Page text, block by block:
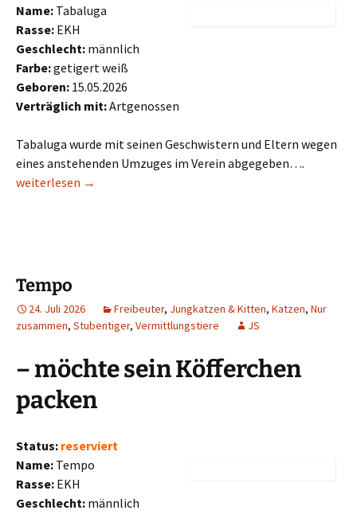
Name: Tabaluga
Rasse: EKH
Geschlecht: männlich
Farbe:getigert weiß
Geboren: 15.05.2026
Verträglich mit:Artgenossen
Tabaluga wurde mit seinen Geschwistern und Eltern wegen
eines anstehenden Umzuges im Verein abgegeben….
Tabaluga
weiterlesen →
Tempo
24. Juli 2026 Freibeuter, Jungkatzen & Kitten, Katzen, Nur
zusammen, Stubentiger, Vermittlungstiere JS
– möchte sein Köfferchen
packen
Status: reserviert
Name: Tempo
Rasse: EKH
Geschlecht: männlich